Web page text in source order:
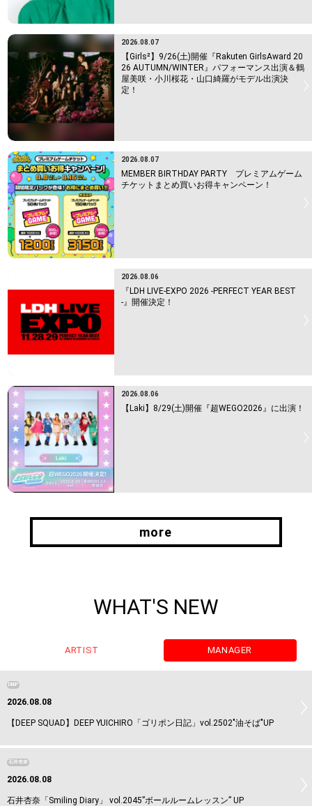
2026.08.07
【Girls²】9/26(土)開催『Rakuten GirlsAward 20
26 AUTUMN/WINTER』パフォーマンス出演＆鶴
屋美咲・小川桜花・山口綺羅がモデル出演決
定！
2026.08.07
MEMBER BIRTHDAY PARTY プレミアムゲーム
チケットまとめ買いお得キャンペーン！
2026.08.06
『LDH LIVE-EXPO 2026 -PERFECT YEAR BEST
-』開催決定！
2026.08.06
【Laki】8/29(土)開催『超WEGO2026』に出演！
more
WHAT'S NEW
ARTIST MANAGER
DEEP
2026.08.08
【DEEP SQUAD】DEEP YUICHIRO「ゴリポン日記」vol.2502"油そば"UP
石井杏奈
2026.08.08
石井杏奈「Smiling Diary」 vol.2045”ボールルームレッスン” UP